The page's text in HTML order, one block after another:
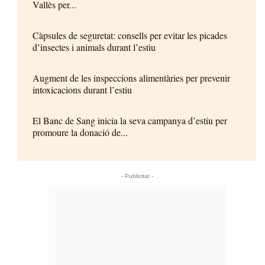
Vallès per...
Càpsules de seguretat: consells per evitar les picades
d’insectes i animals durant l’estiu
Augment de les inspeccions alimentàries per prevenir
intoxicacions durant l’estiu
El Banc de Sang inicia la seva campanya d’estiu per
promoure la donació de...
- Publicitat -